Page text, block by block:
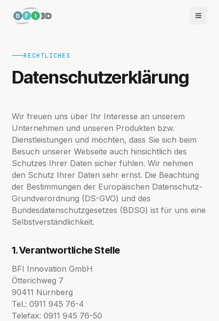
RECHTLICHES
Datenschutzerklärung
Wir freuen uns über Ihr Interesse an unserem
Unternehmen und unseren Produkten bzw.
Dienstleistungen und möchten, dass Sie sich beim
Besuch unserer Webseite auch hinsichtlich des
Schutzes Ihrer Daten sicher fühlen. Wir nehmen
den Schutz Ihrer Daten sehr ernst. Die Beachtung
der Bestimmungen der Europäischen Datenschutz-
Grundverordnung (DS-GVO) und des
Bundesdatenschutzgesetzes (BDSG) ist für uns eine
Selbstverständlichkeit.
1. Verantwortliche Stelle
BFI Innovation GmbH
Ötterichweg 7
90411 Nürnberg
Tel.: 0911 945 76-4
Telefax: 0911 945 76-50